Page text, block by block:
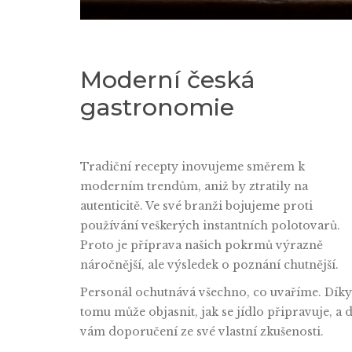
Moderní česká
gastronomie
Tradiční recepty inovujeme směrem k
moderním trendům, aniž by ztratily na
autenticitě. Ve své branži bojujeme proti
používání veškerých instantních polotovarů.
Proto je příprava našich pokrmů výrazně
náročnější, ale výsledek o poznání chutnější.
Personál ochutnává všechno, co uvaříme. Díky
tomu může objasnit, jak se jídlo připravuje, a
vám doporučení ze své vlastní zkušenosti.